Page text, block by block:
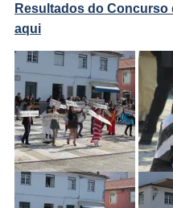
Resultados do Concurso
aqui